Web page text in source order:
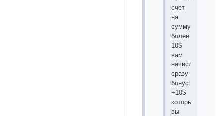
счет
на
сумму
более
10$
вам
начисляют
сразу
бонус
+10$
который
вы